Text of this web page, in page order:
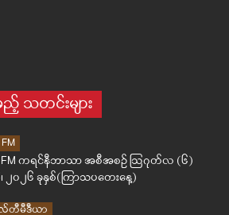
သတင်းများ
FM ကရင်နီဘာသာ အစီအစဉ် ဩဂုတ်လ (၆)
၂၀၂၆ ခုနှစ်(ကြာသပတေးနေ့)
တီမီဒီယာ